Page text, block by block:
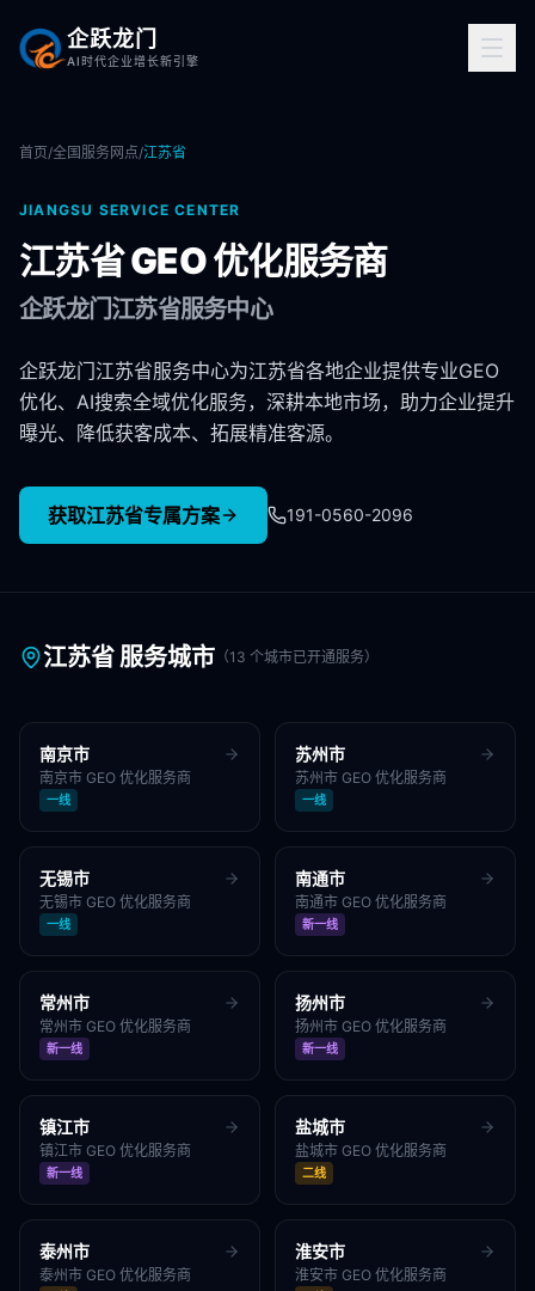
企跃龙门
AI时代企业增长新引擎
首页/全国服务网点/江苏省
JIANGSU SERVICE CENTER
江苏省GEO 优化服务商
企跃龙门江苏省服务中心
企跃龙门江苏省服务中心为江苏省各地企业提供专业GEO
优化、AI搜索全域优化服务，深耕本地市场，助力企业提升
曝光、降低获客成本、拓展精准客源。
获取江苏省专属方案 191-0560-2096
江苏省服务城市 （13 个城市已开通服务）
南京市
南京市 GEO 优化服务商
一线
苏州市
苏州市 GEO 优化服务商
一线
无锡市
无锡市 GEO 优化服务商
一线
南通市
南通市 GEO 优化服务商
新一线
常州市
常州市 GEO 优化服务商
新一线
扬州市
扬州市 GEO 优化服务商
新一线
镇江市
镇江市 GEO 优化服务商
新一线
盐城市
盐城市 GEO 优化服务商
二线
泰州市
泰州市 GEO 优化服务商
淮安市
淮安市 GEO 优化服务商